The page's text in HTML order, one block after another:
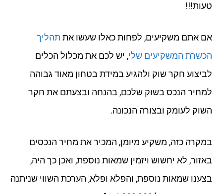
טעות!!!
אם אתם משקיעים, לפחות כאלו שעשו את תהליך
הכשרת המשקיעים שלי, יש לכם את מכלול הכלים
לביצוע חקר שוק ולהגיע במידת בטחון מאוד גבוהה
למחיר הנכס בשוק שלכם, בהנחה ובצעתם את חקר
השוק לעומק ובצורה הנכונה.
במקרה כזה, משקיע מיומן, המכיר את מחיר הנכסים
באזור, לא יחשוש ויזמין שמאות נוספת, ואכן כך היה,
בצענו שמאות נוספת, והפלא ופלא, הערכת השווי שניתנה